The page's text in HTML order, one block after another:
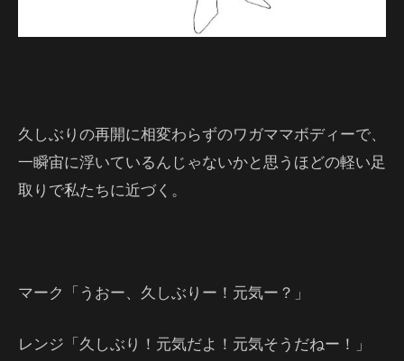
久しぶりの再開に相変わらずのワガママボディーで、
一瞬宙に浮いているんじゃないかと思うほどの軽い足
取りで私たちに近づく。
マーク「うおー、久しぶりー！元気ー？」
レンジ「久しぶり！元気だよ！元気そうだねー！」